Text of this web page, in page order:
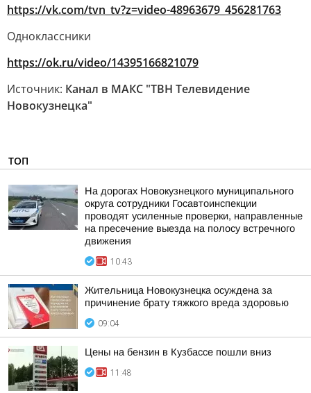
https://vk.com/tvn_tv?z=video-48963679_456281763
Одноклассники
https://ok.ru/video/14395166821079
Источник: Канал в МАКС "ТВН Телевидение
Новокузнецка"
ТОП
На дорогах Новокузнецкого муниципального
округа сотрудники Госавтоинспекции
проводят усиленные проверки, направленные
на пресечение выезда на полосу встречного
движения
10:43
Жительница Новокузнецка осуждена за
причинение брату тяжкого вреда здоровью
09:04
Цены на бензин в Кузбассе пошли вниз
11:48